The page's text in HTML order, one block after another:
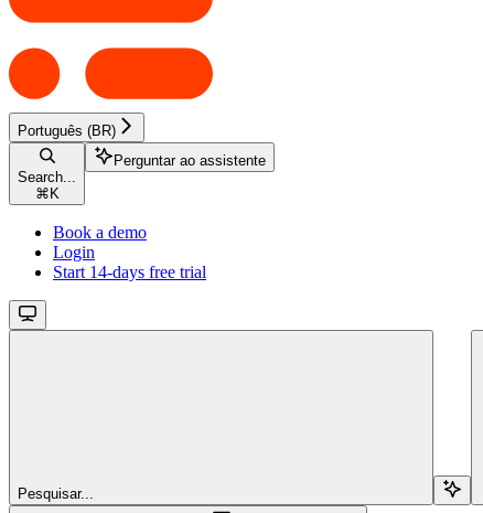
Português (BR)
Search...
⌘ K
Perguntar ao assistente
Book a demo
Login
Start 14-days free trial
Pesquisar...